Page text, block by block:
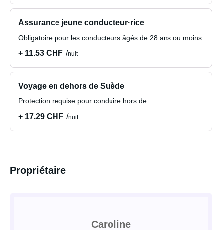
Assurance jeune conducteur·rice
Obligatoire pour les conducteurs âgés de 28 ans ou moins.
+ 11.53 CHF nuit
Voyage en dehors de Suède
Protection requise pour conduire hors de .
+ 17.29 CHF nuit
Propriétaire
Caroline